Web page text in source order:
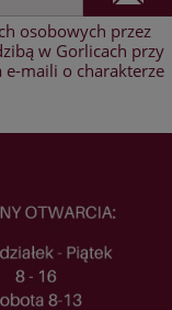
osobowych przez
w Gorlicach przy
maili o charakterze